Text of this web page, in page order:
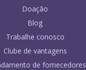
Doação
Blog
Trabalhe conosco
Clube de vantagens
de fornecedores